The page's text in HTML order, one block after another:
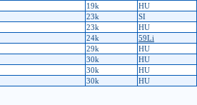
19k HU
23k SI
23k HU
24k 59Li
29k HU
30k HU
30k HU
30k HU